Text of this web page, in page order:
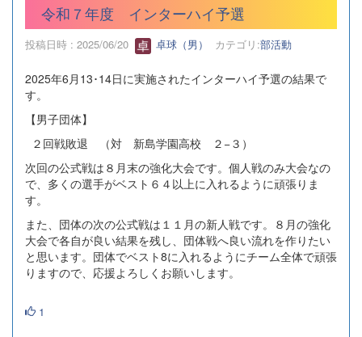
令和７年度 インターハイ予選
投稿日時 : 2025/06/20 卓球（男） カテゴリ:部活動
2025年6月13･14日に実施されたインターハイ予選の結果で
す。
【男子団体】
２回戦敗退 （対 新島学園高校 ２−３）
次回の公式戦は８月末の強化大会です。個人戦のみ大会なの
で、多くの選手がベスト６４以上に入れるように頑張りま
す。
また、団体の次の公式戦は１１月の新人戦です。８月の強化
大会で各自が良い結果を残し、団体戦へ良い流れを作りたい
と思います。団体でベスト8に入れるようにチーム全体で頑張
りますので、応援よろしくお願いします。
1